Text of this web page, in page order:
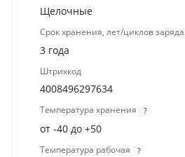
Щелочные
Срок хранения, лет/циклов заряда
3 года
Штрихкод
4008496297634
Температура хранения ?
от -40 до +50
Температура рабочая ?